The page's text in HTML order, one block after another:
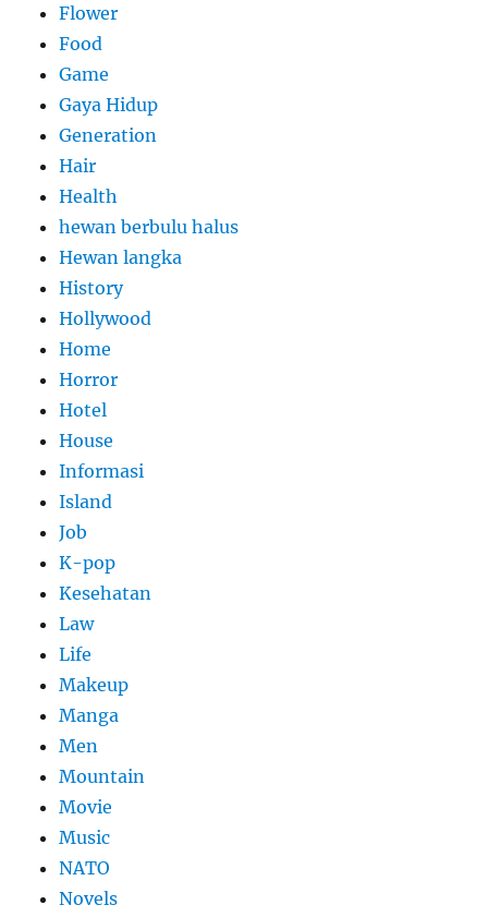
Flower
Food
Game
Gaya Hidup
Generation
Hair
Health
hewan berbulu halus
Hewan langka
History
Hollywood
Home
Horror
Hotel
House
Informasi
Island
Job
K-pop
Kesehatan
Law
Life
Makeup
Manga
Men
Mountain
Movie
Music
NATO
Novels